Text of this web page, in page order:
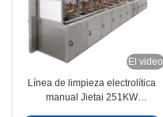
El video
Línea de limpieza electrolítica
manual Jietai 251KW